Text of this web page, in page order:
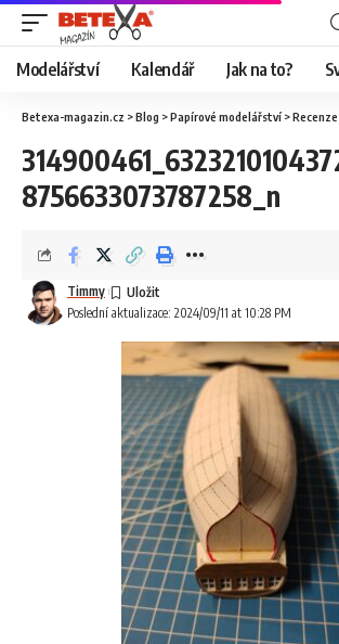
Modelářství Kalendář Jak na to?
Betexa-magazin.cz >Blog >Papírové modelářství >
8756633073787258_n
Poslední aktualizace: 2024/09/11 at 10:28 PM
Timmy